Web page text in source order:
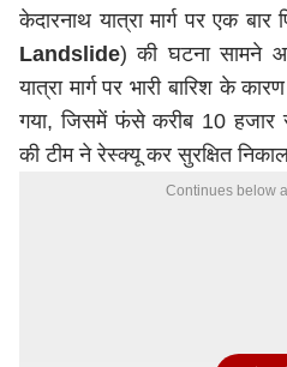
केदारनाथ यात्रा मार्ग पर एक
Landslide) की घटना सामने
यात्रा मार्ग पर भारी बारिश के
गया, जिसमें फंसे करीब 10 हजार
की टीम ने रेस्क्यू कर सुरक्षित
Continues below